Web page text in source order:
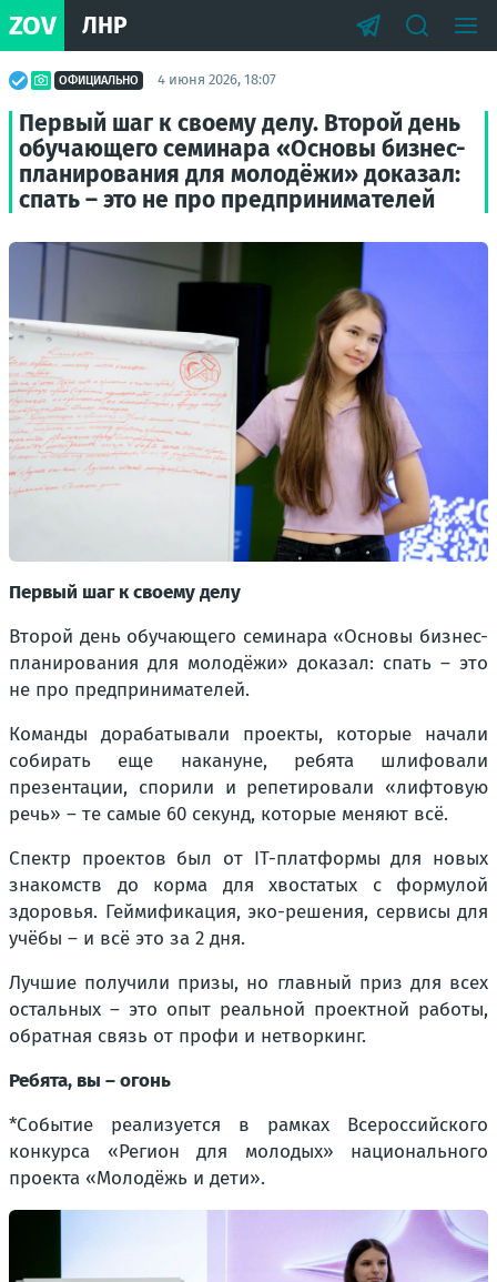
ZOV ЛНР
ОФИЦИАЛЬНО 4 июня 2026, 18:07
Первый шаг к своему делу. Второй день
обучающего семинара «Основы бизнес-
планирования для молодёжи» доказал:
спать – это не про предпринимателей
Первый шаг к своему делу
Второй день обучающего семинара «Основы бизнес-
планирования для молодёжи» доказал: спать – это
не про предпринимателей.
Команды дорабатывали проекты, которые начали
собирать еще накануне, ребята шлифовали
презентации, спорили и репетировали «лифтовую
речь» – те самые 60 секунд, которые меняют всё.
Спектр проектов был от IT-платформы для новых
знакомств до корма для хвостатых с формулой
здоровья. Геймификация, эко-решения, сервисы для
учёбы – и всё это за 2 дня.
Лучшие получили призы, но главный приз для всех
остальных – это опыт реальной проектной работы,
обратная связь от профи и нетворкинг.
Ребята, вы – огонь
*Событие реализуется в рамках Всероссийского
конкурса «Регион для молодых» национального
проекта «Молодёжь и дети».